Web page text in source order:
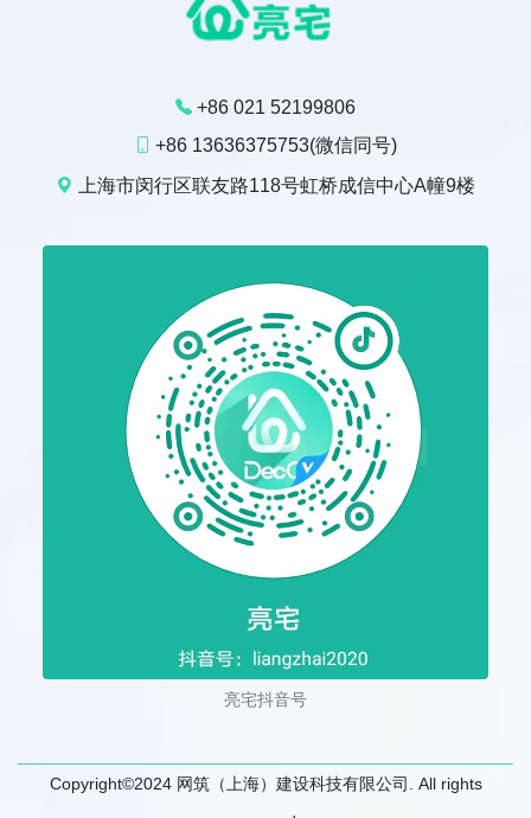
+86 021 52199806
+86 13636375753(微信同号)
上海市闵行区联友路118号虹桥成信中心A幢9楼
亮宅抖音号
Copyright©2024 网筑（上海）建设科技有限公司. All rights